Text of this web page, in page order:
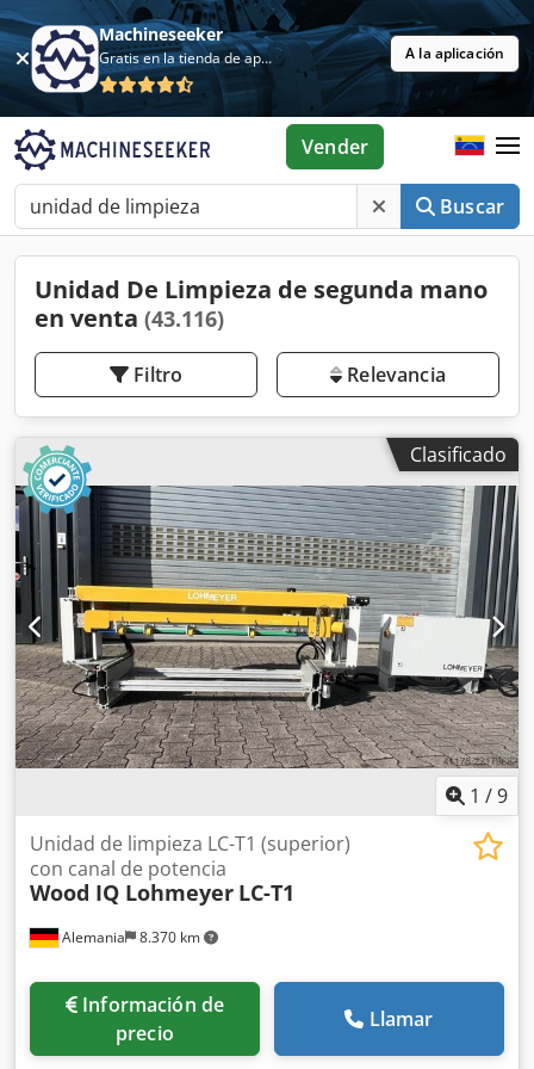
Machineseeker
Gratis en la tienda de aplicaciones A la aplicación
Buscar
Vender
Unidad De Limpieza de segunda mano
en venta (43.116)
Filtro Relevancia
Clasificado
1 /9
Alemania 8.370 km
Unidad de limpieza LC-T1 (superior)
con canal de potencia
Wood IQ Lohmeyer LC-T1
Información de
precio
Llamar